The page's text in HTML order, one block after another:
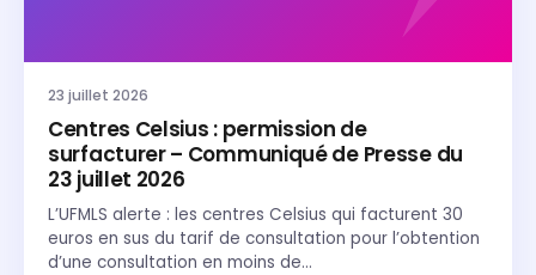
23 juillet 2026
Centres Celsius : permission de
surfacturer – Communiqué de Presse du
23 juillet 2026
L’UFMLS alerte : les centres Celsius qui facturent 30
euros en sus du tarif de consultation pour l’obtention
d’une consultation en moins de…